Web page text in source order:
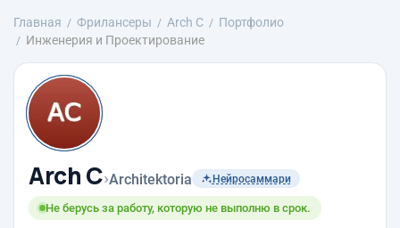
Главная Фрилансеры Arch С
Портфолио
Инженерия и Проектирование
Arch С›Architektoria Нейросаммари
Не берусь за работу, которую не выполню в срок.